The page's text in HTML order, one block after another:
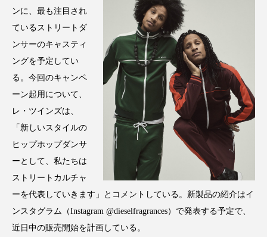
エクソソーム オーガニック オゾン
カウンセラー カウンセリング
カカイオイル ガジェット キーワード
クレンジング
クローズアップ ケーススタディ
コグニティブヘルス コスト削減
コネクテッド・ビューティ コミュニケーション
コルチゾール サステナビリティ
ンに、最も注目され
ているストリートダ
ンサーのキャスティ
ングを予定してい
る。今回のキャンペ
ーン起用について、
レ・ツインズは、
「新しいスタイルの
ヒップホップダンサ
ーとして、私たちは
ストリートカルチャ
ーを代表していきます」とコメントしている。新製品の紹介はイ
ンスタグラム（Instagram @dieselfragrances）で発表する予定で、
近日中の販売開始を計画している。